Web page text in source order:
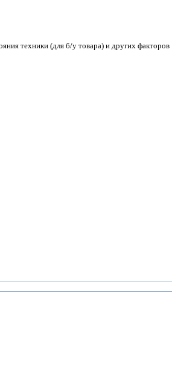
техники (для б/у товара) и других факторов